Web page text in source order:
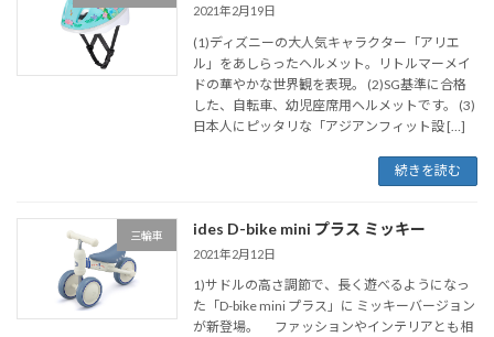
2021年2月19日
(1)ディズニーの大人気キャラクター「アリエ
ル」をあしらったヘルメット。リトルマーメイ
ドの華やかな世界観を表現。 (2)SG基準に合格
した、自転車、幼児座席用ヘルメットです。 (3)
日本人にピッタリな「アジアンフィット設 […]
続きを読む
三輪車 ides D-bike mini プラス ミッキー
2021年2月12日
1)サドルの高さ調節で、長く遊べるようになっ
た「D-bike mini プラス」に ミッキーバージョン
が新登場。 ファッションやインテリアとも相